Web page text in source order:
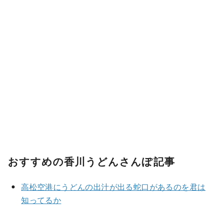
おすすめの香川うどんさんぽ記事
高松空港にうどんの出汁が出る蛇口があるのを君は
知ってるか